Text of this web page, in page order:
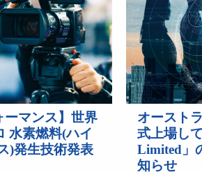
ーマンス】世界
水素燃料(ハイ
)発生技術発表
オースト
式上場し
Limited」
知らせ